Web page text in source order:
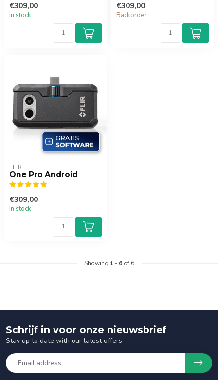
€309,00
In stock
€309,00
Backorder
FLIR
One Pro Android
€309,00
In stock
Showing 1- 6of 6
Schrijf in voor onze nieuwsbrief
Stay up to date with our latest offers